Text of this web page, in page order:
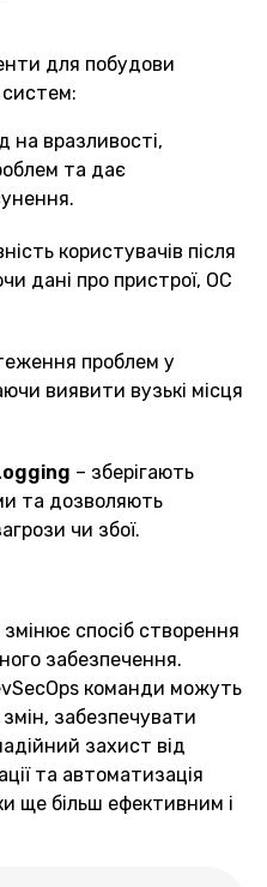
для побудови
на вразливості,
та дає
користувачів після
дані про пристрої, ОС
проблем у
виявити вузькі місця
– зберігають
та дозволяють
чи збої.
спосіб створення
забезпечення.
команди можуть
забезпечувати
захист від
та автоматизація
ще більш ефективним і